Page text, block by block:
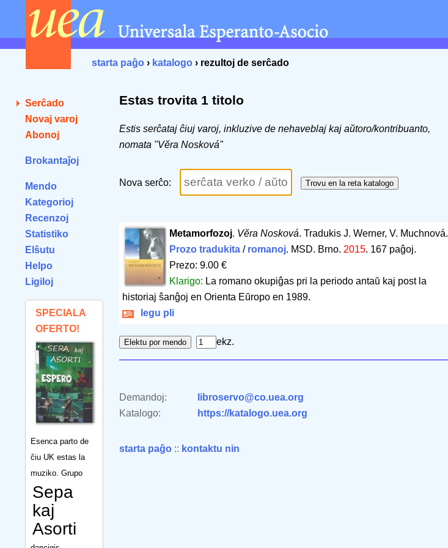
starta paĝo › katalogo › rezultoj de serĉado
Serĉado
Novaj varoj
Abonoj
Brokantaĵoj
Mendo
Kategorioj
Recenzoj
Statistiko
Elŝutu
Helpo
Ligiloj
SPECIALA
OFERTO!
Esenca parto de
ĉiu UK estas la
muziko. Grupo
Sepa
kaj
Asorti
Estas trovita 1 titolo
Estis serĉataj ĉiuj varoj, inkluzive de nehaveblaj kaj aŭtoro/kontribuanto,
nomata "Vĕra Nosková"
Nova serĉo:
Metamorfozoj. Vĕra Nosková. Tradukis J. Werner, V. Muchnová.
Prozo tradukita/ romanoj. MSD. Brno. 2015. 167 paĝoj.
Prezo: 9.00 €
Klarigo: La romano okupiĝas pri la periodo antaŭ kaj post la
historiaj ŝanĝoj en Orienta Eŭropo en 1989.
legu pli
ekz.
Demandoj:
libroservo@co.uea.org
Katalogo:
https://katalogo.uea.org
starta paĝo :: kontaktu nin